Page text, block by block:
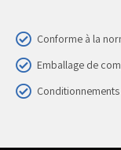
Conforme à la
Emballage de